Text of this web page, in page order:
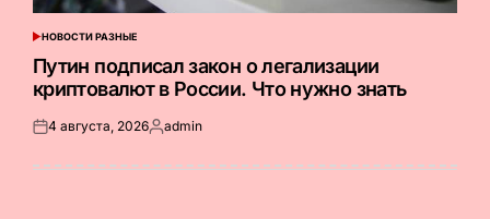
ОПУБЛИКОВАНО
В
НОВОСТИ РАЗНЫЕ
Путин подписал закон о легализации
криптовалют в России. Что нужно знать
Опубликовано
4 августа, 2026Запись
admin